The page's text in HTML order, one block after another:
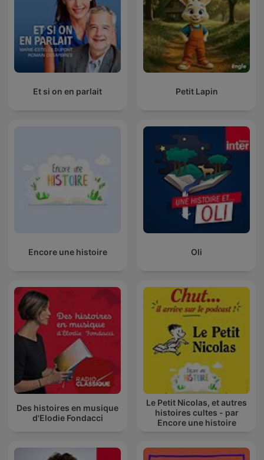
Et si on en parlait Petit Lapin
Encore une histoire Oli
Des histoires en musique
d'Elodie Fondacci
Le Petit Nicolas, et autres
histoires cultes - par
Encore une histoire